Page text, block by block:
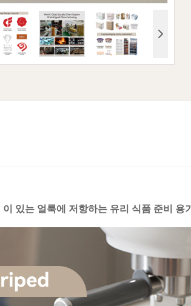
있는 얼룩에 저항하는 유리 식품 준비 용기